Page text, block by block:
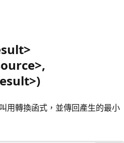
用轉換函式，並傳回產生的最小